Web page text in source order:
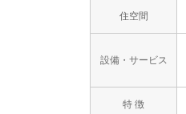
住空間
設備・サービス
特 徴